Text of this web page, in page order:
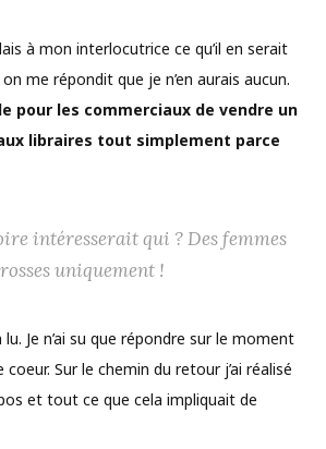
à mon interlocutrice ce qu’il en serait
me répondit que je n’en aurais aucun.
pour les commerciaux de vendre un
libraires tout simplement parce
intéresserait qui ? Des femmes
uniquement !
Je n’ai su que répondre sur le moment
Sur le chemin du retour j’ai réalisé
et tout ce que cela impliquait de